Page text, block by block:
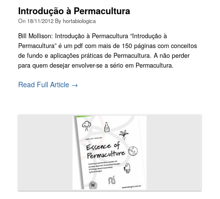
Introdução à Permacultura
On 18/11/2012Byhortabiologica
Bill Mollison: Introdução à Permacultura “Introdução à
Permacultura” é um pdf com mais de 150 páginas com conceitos
de fundo e aplicações práticas de Permacultura. A não perder
para quem desejar envolver-se a sério em Permacultura.
Read Full Article →